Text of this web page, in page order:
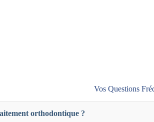
Vos Questions
orthodontique ?